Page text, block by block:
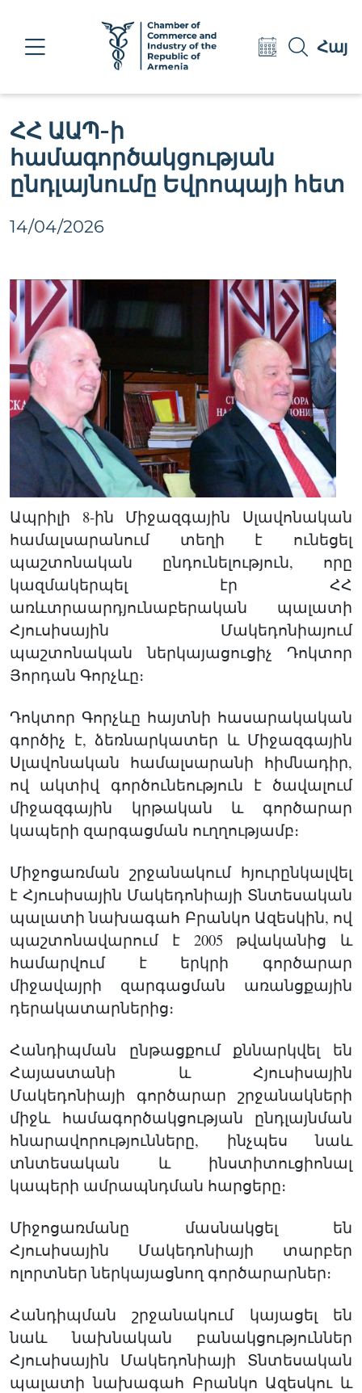
Հայ
Рус
Eng
ՀՀ ԱԱՊ-ի
համագործակցության
ընդլայնումը Եվրոպայի հետ
14/04/2026
Ապրիլի 8-ին Միջազգային Սլավոնական
համալսարանում տեղի է ունեցել
պաշտոնական ընդունելություն, որը
կազմակերպել էր ՀՀ
առևտրաարդյունաբերական պալատի
Հյուսիսային Մակեդոնիայում
պաշտոնական ներկայացուցիչ Դոկտոր
Յորդան Գորչևը։
Դոկտոր Գորչևը հայտնի հասարակական
գործիչ է, ձեռնարկատեր և Միջազգային
Սլավոնական համալսարանի հիմնադիր,
ով ակտիվ գործունեություն է ծավալում
միջազգային կրթական և գործարար
կապերի զարգացման ուղղությամբ։
Միջոցառման շրջանակում հյուրընկալվել
է Հյուսիսային Մակեդոնիայի Տնտեսական
պալատի նախագահ Բրանկո Ազեսկին, ով
պաշտոնավարում է 2005 թվականից և
համարվում է երկրի գործարար
միջավայրի զարգացման առանցքային
դերակատարներից։
Հանդիպման ընթացքում քննարկվել են
Հայաստանի և Հյուսիսային
Մակեդոնիայի գործարար շրջանակների
միջև համագործակցության ընդլայնման
հնարավորությունները, ինչպես նաև
տնտեսական և ինստիտուցիոնալ
կապերի ամրապնդման հարցերը։
Միջոցառմանը մասնակցել են
Հյուսիսային Մակեդոնիայի տարբեր
ոլորտներ ներկայացնող գործարարներ։
Հանդիպման շրջանակում կայացել են
նաև նախնական բանակցություններ
Հյուսիսային Մակեդոնիայի Տնտեսական
պալատի նախագահ Բրանկո Ազեսկու և